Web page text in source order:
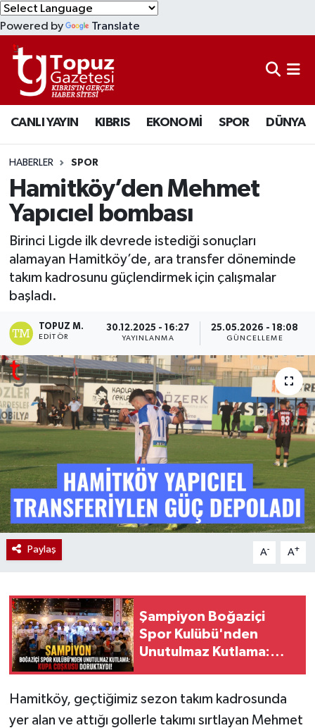
Powered by Translate
CANLI YAYIN KIBRIS EKONOMİ SPOR DÜNYA
HABERLER SPOR
Hamitköy’den Mehmet
Yapıcıel bombası
Birinci Ligde ilk devrede istediği sonuçları
alamayan Hamitköy’de, ara transfer döneminde
takım kadrosunu güçlendirmek için çalışmalar
başladı.
TOPUZ M.
EDITÖR
30.12.2025 - 16:27
YAYINLANMA
25.05.2026 - 18:08
GÜNCELLEME
Paylaş A- A+
Şampiyon Boğaziçi
Spor Kulübü'nden
Unutulmaz Kutlama:
Hamitköy, geçtiğimiz sezon takım kadrosunda
yer alan ve attığı gollerle takımı sırtlayan Mehmet
KIBRIS
DÜNYA
EKONOMİ
MAGAZİN
SAĞLIK
SPOR
TEKNOLOJİ
Lefkoşa Nöbetçi Eczaneler
Lefkoşa Hava Durumu
Lefkoşa Trafik Yoğunluk Haritası
Süper Lig Puan Durumu ve Fikstür
Tüm Manşetler
Son Dakika Haberleri
Haber Arşivi